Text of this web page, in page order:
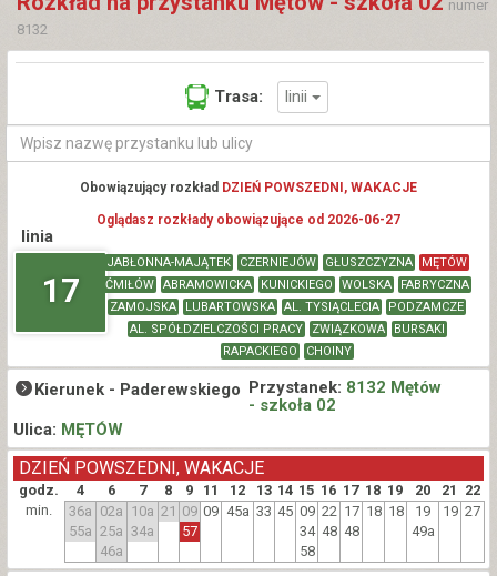
numer
8132
Trasa: linii
Obowiązujący rozkład DZIEŃ POWSZEDNI, WAKACJE
Oglądasz rozkłady obowiązujące od 2026-06-27
linia
17
JABŁONNA-MAJĄTEK CZERNIEJÓW GŁUSZCZYZNA
MĘTÓW
ĆMIŁÓW
ABRAMOWICKA KUNICKIEGO WOLSKA
FABRYCZNA
ZAMOJSKA
LUBARTOWSKA AL. TYSIĄCLECIA
PODZAMCZE
AL. SPÓŁDZIELCZOŚCI PRACY
ZWIĄZKOWA
BURSAKI
RAPACKIEGO
CHOINY
Kierunek - Paderewskiego Przystanek: 8132 Mętów
- szkoła 02
Ulica: MĘTÓW
godz. 4 6 7 8 9 11 12 13 14 15 16 17 18 19 20 21 22
DZIEŃ POWSZEDNI, WAKACJE
min.
36a
55a
02a
25a
46a
10a
34a
21 09
57
09 45a 33 45 09
34
58
22
48
17
48
18 18
19
49a
19 27